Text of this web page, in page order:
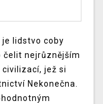
lidstvo coby
čelit nejrůznějším
jež si
Nekonečna.